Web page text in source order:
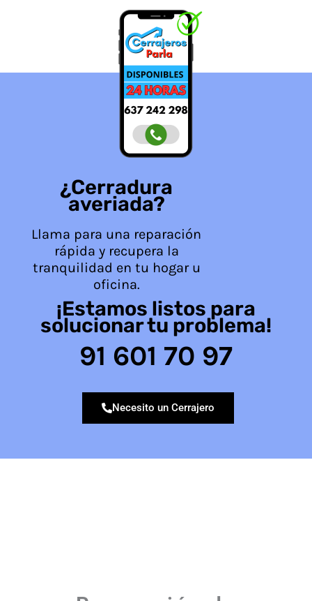
¿Cerradura
averiada?
Llama para una reparación
rápida y recupera la
tranquilidad en tu hogar u
oficina.
¡Estamos listos para
solucionar tu problema!
91 601 70 97
Necesito un Cerrajero